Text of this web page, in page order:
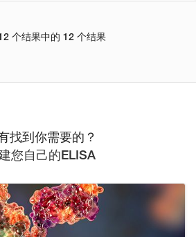
个结果中的 12 个结果
找到你需要的？
您自己的ELISA